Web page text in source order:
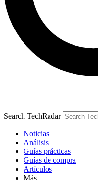
Search TechRadar
Noticias
Análisis
Guías prácticas
Guías de compra
Artículos
Más